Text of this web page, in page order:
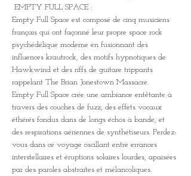
EMPTY FULL SPACE :
Empty Full Space est composé de cinq musiciens
français qui ont façonné leur propre space rock
psychédélique moderne en fusionnant des
influences krautrock, des motifs hypnotiques de
Hawkwind et des riffs de guitare trippants
rappelant The Brian Jonestown Massacre.
Empty Full Space crée une ambiance entêtante à
travers des couches de fuzz, des effets vocaux
éthérés fondus dans de longs échos à bande, et
des respirations aériennes de synthétiseurs. Perdez-
vous dans ce voyage oscillant entre errances
interstellaires et éruptions solaires lourdes, apaisées
par des paroles abstraites et mélancoliques.